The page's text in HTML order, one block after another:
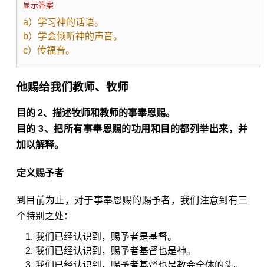
显示答案
a）学习神的话语。
b）学会倾听神的声音。
c）传福音。
他赐给我们教师、牧师
目的 2、描述牧师和教师的事奉恩赐。
目的 3、把所有事奉恩赐的功用和目的都列举出来，并
加以解释。
定义赐予者
到目前为止，对于事奉恩赐的赐予者，我们注意到有三
个特别之处：
我们已经认识到，赐予者是基督。
我们已经认识到，赐予者基督也是神。
我们已经认识到，赐予者基督也是教会全体的头。